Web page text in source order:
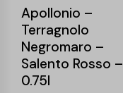
Apollonio –
Terragnolo
Negromaro –
Salento Rosso –
0.75l